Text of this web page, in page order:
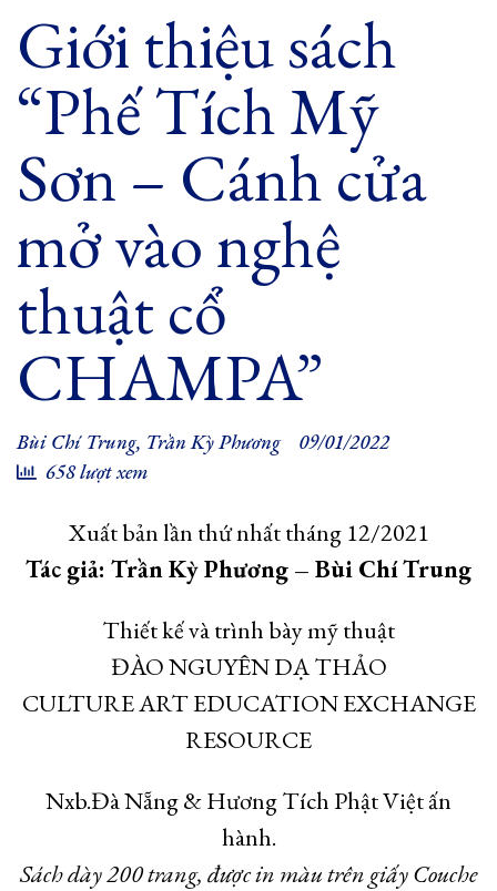
Giới thiệu sách
“Phế Tích Mỹ
Sơn – Cánh cửa
mở vào nghệ
thuật cổ
CHAMPA”
Bùi Chí Trung, Trần Kỳ Phương
09/01/2022
658 lượt xem
Xuất bản lần thứ nhất tháng 12/2021
Tác giả: Trần Kỳ Phương – Bùi Chí Trung
Thiết kế và trình bày mỹ thuật
ĐÀO NGUYÊN DẠ THẢO
CULTURE ART EDUCATION EXCHANGE
RESOURCE
Nxb.Đà Nẵng & Hương Tích Phật Việt ấn
hành.
Sách dày 200 trang, được in màu trên giấy Couche